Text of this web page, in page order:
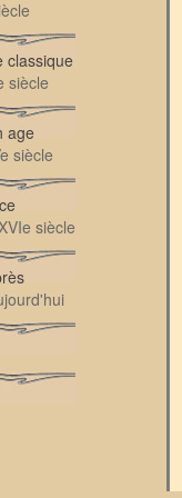
classique
siècle
age
siècle
siècle